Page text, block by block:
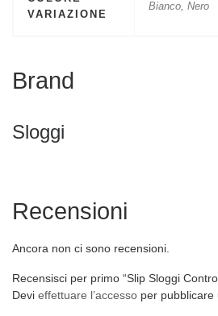
VARIAZIONE
Bianco, Nero
Brand
Sloggi
Recensioni
Ancora non ci sono recensioni.
Recensisci per primo “Slip Sloggi
Devi effettuare l’accesso per pubblicare